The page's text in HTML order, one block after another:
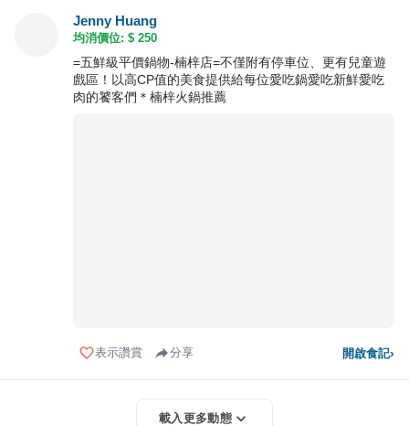
Jenny Huang
均消價位: $ 250
=五鮮級平價鍋物-楠梓店=不僅附有停車位、更有兒童遊
戲區！以高CP值的美食提供給每位愛吃鍋愛吃新鮮愛吃
肉的饕客們＊楠梓火鍋推薦
表示讚賞 分享 開啟食記›
載入更多動態